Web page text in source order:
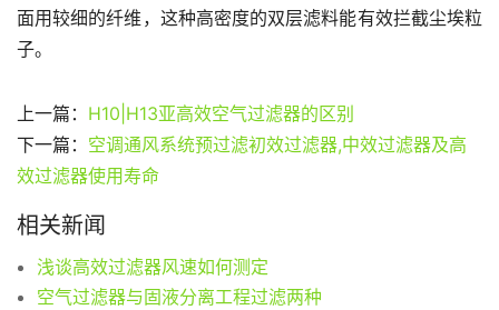
面用较细的纤维，这种高密度的双层滤料能有效拦截尘埃粒
子。
上一篇： H10|H13亚高效空气过滤器的区别
下一篇： 空调通风系统预过滤初效过滤器,中效过滤器及高
效过滤器使用寿命
相关新闻
浅谈高效过滤器风速如何测定
空气过滤器与固液分离工程过滤两种